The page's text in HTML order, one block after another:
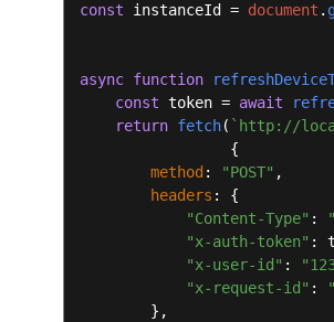
                    }
        }),
mode: "cors"
    })
response
const headers =
for (let [key,
console.log(`
return headers. get (
const instanceId = document .
async function
const token = await
return fetch( `http://
                 {
method : "POST" ,
headers : {
"Content-Type" :
"x-auth-token" :
"x-user-id" :
"x-request-id" :
        },